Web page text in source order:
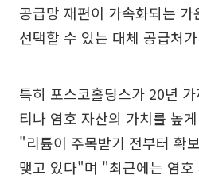
공급망 재편이 가속화되는
선택할 수 있는 대체 공급처
특히 포스코홀딩스가 20년
티나 염호 자산의 가치를 높
"리튬이 주목받기 전부터 확
맺고 있다"며 "최근에는 염호